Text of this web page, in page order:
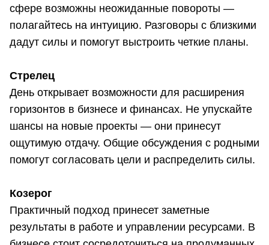
сфере возможны неожиданные повороты —
полагайтесь на интуицию. Разговоры с близкими
дадут силы и помогут выстроить четкие планы.
Стрелец
День открывает возможности для расширения
горизонтов в бизнесе и финансах. Не упускайте
шансы на новые проекты — они принесут
ощутимую отдачу. Общие обсуждения с родными
помогут согласовать цели и распределить силы.
Козерог
Практичный подход принесет заметные
результаты в работе и управлении ресурсами. В